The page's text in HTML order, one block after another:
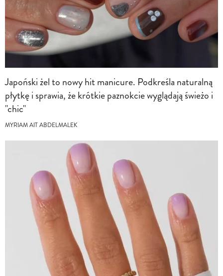
Japoński żel to nowy hit manicure. Podkreśla naturalną
płytkę i sprawia, że krótkie paznokcie wyglądają świeżo i
"chic"
MYRIAM AIT ABDELMALEK